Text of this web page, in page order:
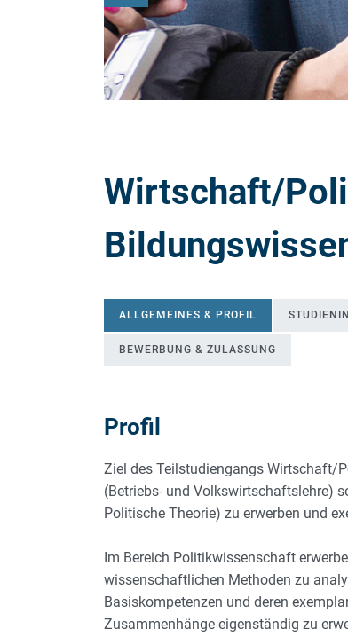
Wirtschaft/
ALLGEMEINES & PROFIL
BEWERBUNG & ZULASSUNG
Profil
Ziel des Teilstudiengangs Wirtschaft/
(Betriebs- und Volkswirtschaftslehre)
Politische Theorie) zu erwerben und
Im Bereich Politikwissenschaft
wissenschaftlichen Methoden zu
Basiskompetenzen und deren
Zusammenhänge eigenständig zu